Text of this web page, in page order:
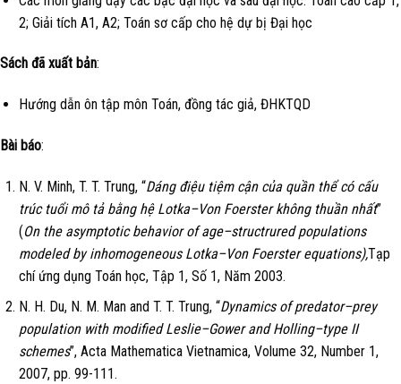
2; Giải tích A1, A2; Toán sơ cấp cho hệ dự bị Đại học
Sách đã xuất bản:
Hướng dẫn ôn tập môn Toán, đồng tác giả, ĐHKTQD
Bài báo:
N. V. Minh, T. T. Trung, “Dáng điệu tiệm cận của quần thể có cấu
trúc tuổi mô tả bằng hệ Lotka–Von Foerster không thuần nhất”
(On the asymptotic behavior of age–structrured populations
modeled by inhomogeneous Lotka–Von Foerster equations),Tạp
chí ứng dụng Toán học, Tập 1, Số 1, Năm 2003.
N. H. Du, N. M. Man and T. T. Trung, “Dynamics of predator–prey
population with modified Leslie–Gower and Holling–type II
schemes”, Acta Mathematica Vietnamica, Volume 32, Number 1,
2007, pp. 99-111.